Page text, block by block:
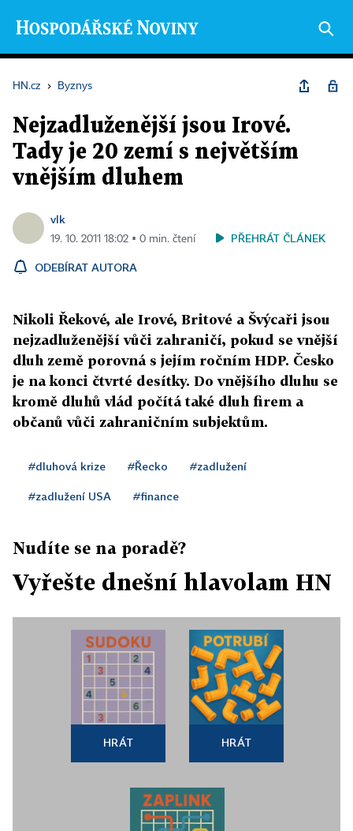
HN.cz › Byznys
Nejzadluženější jsou Irové.
Tady je 20 zemí s největším
vnějším dluhem
vlk
19. 10. 2011 18:02 ▪ 0 min. čtení PŘEHRÁT ČLÁNEK
ODEBÍRAT AUTORA
Nikoli Řekové, ale Irové, Britové a Švýcaři jsou
nejzadluženější vůči zahraničí, pokud se vnější
dluh země porovná s jejím ročním HDP. Česko
je na konci čtvrté desítky. Do vnějšího dluhu se
kromě dluhů vlád počítá také dluh firem a
občanů vůči zahraničním subjektům.
#dluhová krize #Řecko #zadlužení
#zadlužení USA #finance
Nudíte se na poradě?
Vyřešte dnešní hlavolam HN
HRÁT HRÁT